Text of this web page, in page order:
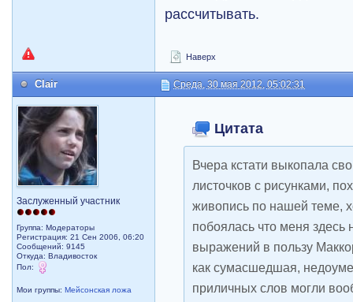
рассчитывать.
Наверх
Clair Среда, 30 мая 2012, 05:02:31
Заслуженный участник
Группа: Модераторы
Регистрация: 21 Сен 2006, 06:20
Сообщений: 9145
Откуда: Владивосток
Пол:
Мои группы:Мейсонская ложа
Цитата
Вчера кстати выкопала
листочков с рисунками,
живопись по нашей теме,
побоялась что меня здесь
выражений в пользу
как сумасшедшая,
приличных слов могли